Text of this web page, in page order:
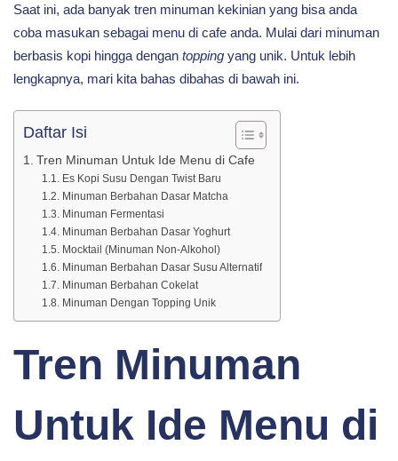
Inspirasi
Menu
Cafe
Saat ini, ada banyak tren minuman kekinian yang bisa anda
coba masukan sebagai menu di cafe anda. Mulai dari minuman
berbasis kopi hingga dengan topping yang unik. Untuk lebih
lengkapnya, mari kita bahas dibahas di bawah ini.
Daftar Isi
Tren Minuman Untuk Ide Menu di Cafe
Es Kopi Susu Dengan Twist Baru
Minuman Berbahan Dasar Matcha
Minuman Fermentasi
Minuman Berbahan Dasar Yoghurt
Mocktail (Minuman Non-Alkohol)
Minuman Berbahan Dasar Susu Alternatif
Minuman Berbahan Cokelat
Minuman Dengan Topping Unik
Tren Minuman
Untuk Ide Menu di